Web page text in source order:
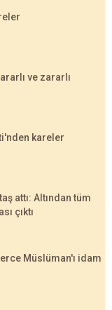
ve zararlı
kareler
attı: Altından tüm
çıktı
Müslüman'ı idam